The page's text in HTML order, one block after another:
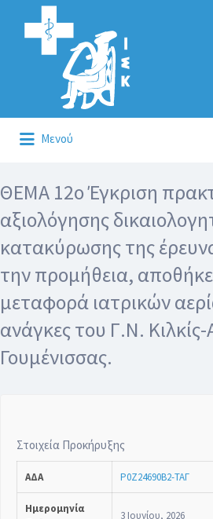
Αναζήτηση
για:
Μενού
για:
ΘΕΜΑ 12ο Έγκριση
αξιολόγησης
κατακύρωσης της
την προμήθεια,
μεταφορά ιατρικών
ανάγκες του Γ.Ν.
Γουμένισσας.
Στοιχεία Προκήρυξης
ΑΔΑ Ρ0Ζ24690Β2-ΤΑΓ
Ημερομηνία
3 Ιουνίου, 2026